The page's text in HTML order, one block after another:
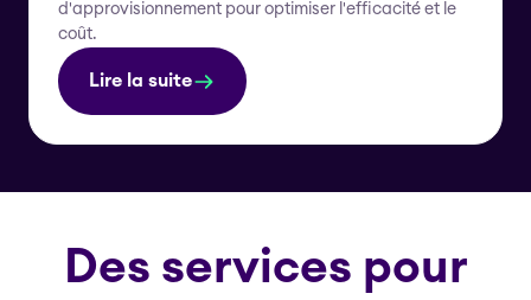
d'approvisionnement pour optimiser l'efficacité et le
coût.
Lire la suite
Des services pour